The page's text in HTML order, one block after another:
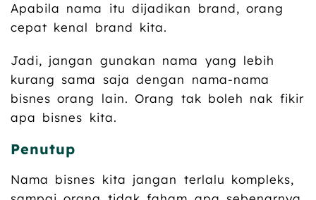
Apabila nama itu dijadikan brand, orang
cepat kenal brand kita.
Jadi, jangan gunakan nama yang lebih
kurang sama saja dengan nama-nama
bisnes orang lain. Orang tak boleh nak fikir
apa bisnes kita.
Penutup
Nama bisnes kita jangan terlalu kompleks,